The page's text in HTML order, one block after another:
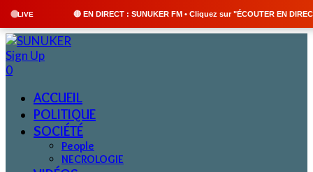
LIVE 🔴 EN DIRECT : SUNUKER FM • Cliquez sur "ÉCOUTER EN DIRECT"
Sign Up
0
ACCUEIL
POLITIQUE
SOCIÉTÉ
People
NECROLOGIE